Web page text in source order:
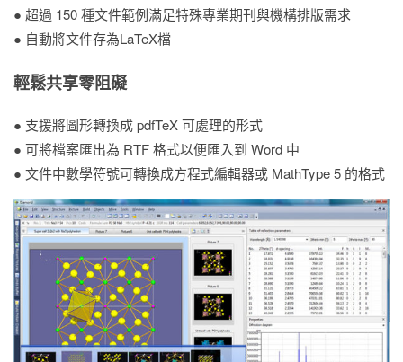
● 超過 150 種文件範例滿足特殊專業期刊與機構排版需求
● 自動將文件存為LaTeX檔
輕鬆共享零阻礙
● 支援將圖形轉換成 pdfTeX 可處理的形式
● 可將檔案匯出為 RTF 格式以便匯入到 Word 中
● 文件中數學符號可轉換成方程式編輯器或 MathType 5 的格式